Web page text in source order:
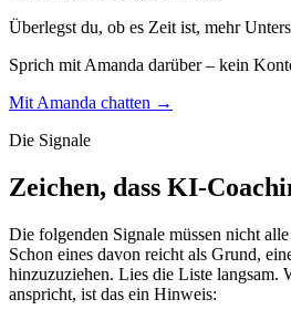
Überlegst du, ob es Zeit ist, mehr
Sprich mit Amanda darüber – kein
Mit Amanda chatten →
Die Signale
Zeichen, dass KI-
Die folgenden Signale müssen nicht
Schon eines davon reicht als Grund,
hinzuzuziehen. Lies die Liste langsam.
anspricht, ist das ein Hinweis: